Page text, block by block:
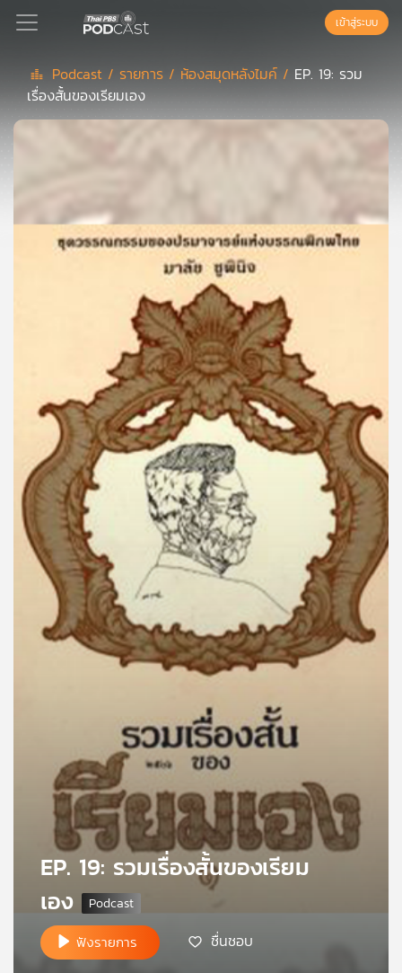
Podcast
สต์
คุณ
เพลง
บทความ
เข้าสู่ระบบ
Podcast / รายการ / ห้องสมุดหลังไมค์ / EP. 19: รวม
เรื่องสั้นของเรียมเอง
EP. 19: รวมเรื่องสั้นของเรียม
เอง
ฟังรายการ ชื่นชอบ